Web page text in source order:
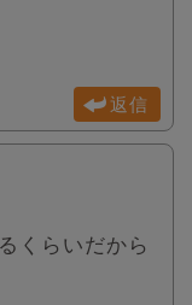
返信
くらいだから